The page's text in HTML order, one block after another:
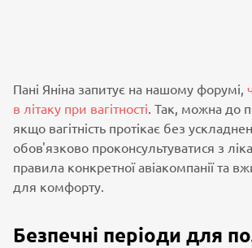
Пані Яніна запитує на нашому форумі,
в літаку при вагітності. Так, можна до
якщо вагітність протікає без
обов'язково проконсультуватися з
правила конкретної авіакомпанії та
для комфорту.
Безпечні періоди для